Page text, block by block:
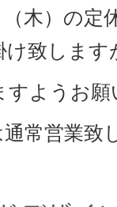
木）の定
け致します
ようお願
常営業致